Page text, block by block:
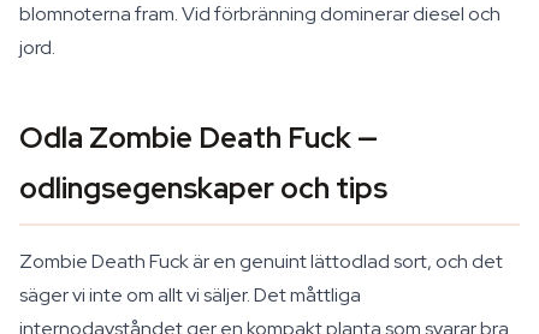
blomnoterna fram. Vid förbränning dominerar diesel och
jord.
Odla Zombie Death Fuck —
odlingsegenskaper och tips
Zombie Death Fuck är en genuint lättodlad sort, och det
säger vi inte om allt vi säljer. Det måttliga
internodavståndet ger en kompakt planta som svarar bra